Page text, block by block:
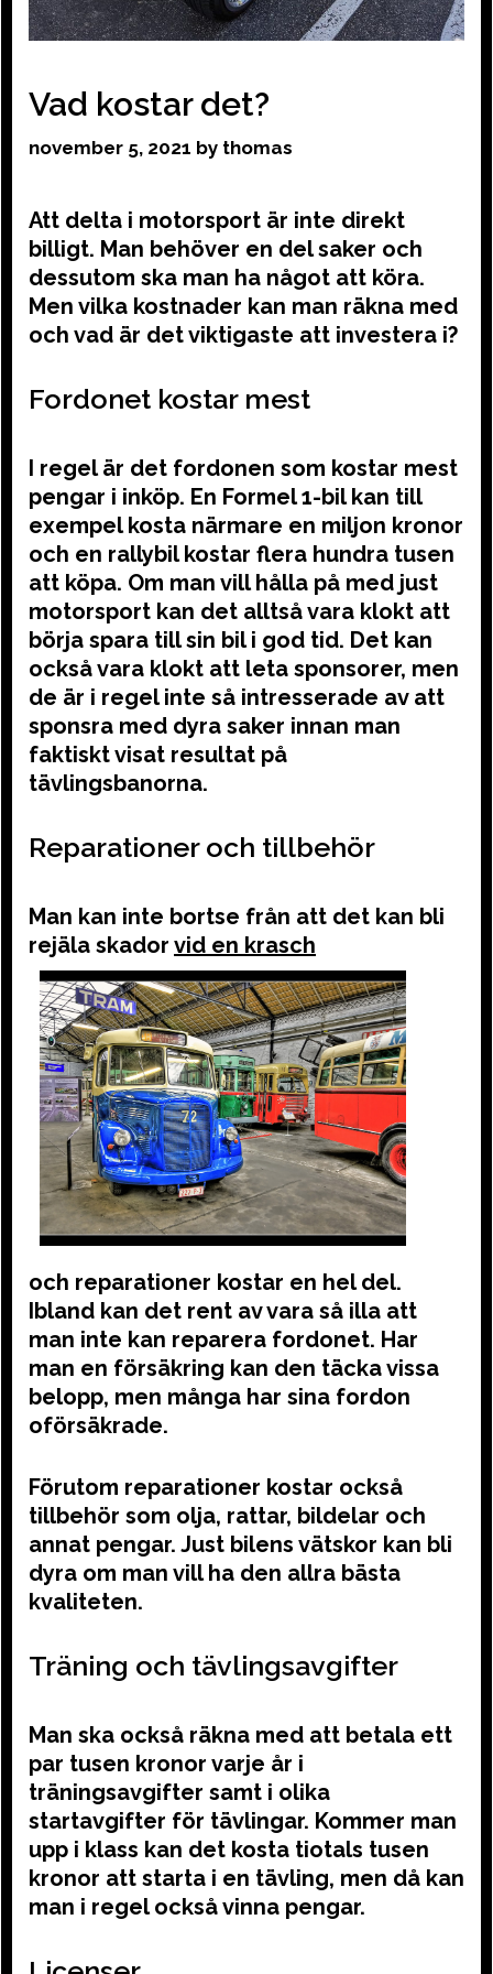
Vad kostar det?
november 5, 2021 by thomas
Att delta i motorsport är inte direkt
billigt. Man behöver en del saker och
dessutom ska man ha något att köra.
Men vilka kostnader kan man räkna med
och vad är det viktigaste att investera i?
Fordonet kostar mest
I regel är det fordonen som kostar mest
pengar i inköp. En Formel 1-bil kan till
exempel kosta närmare en miljon kronor
och en rallybil kostar flera hundra tusen
att köpa. Om man vill hålla på med just
motorsport kan det alltså vara klokt att
börja spara till sin bil i god tid. Det kan
också vara klokt att leta sponsorer, men
de är i regel inte så intresserade av att
sponsra med dyra saker innan man
faktiskt visat resultat på
tävlingsbanorna.
Reparationer och tillbehör
Man kan inte bortse från att det kan bli
rejäla skador vid en krasch
och reparationer kostar en hel del.
Ibland kan det rent av vara så illa att
man inte kan reparera fordonet. Har
man en försäkring kan den täcka vissa
belopp, men många har sina fordon
oförsäkrade.
Förutom reparationer kostar också
tillbehör som olja, rattar, bildelar och
annat pengar. Just bilens vätskor kan bli
dyra om man vill ha den allra bästa
kvaliteten.
Träning och tävlingsavgifter
Man ska också räkna med att betala ett
par tusen kronor varje år i
träningsavgifter samt i olika
startavgifter för tävlingar. Kommer man
upp i klass kan det kosta tiotals tusen
kronor att starta i en tävling, men då kan
man i regel också vinna pengar.